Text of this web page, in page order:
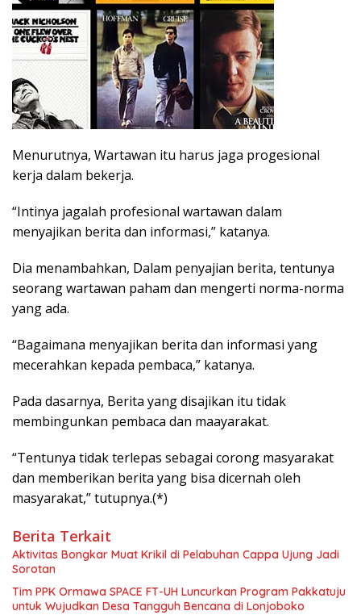
Menurutnya, Wartawan itu harus jaga progesional
kerja dalam bekerja.
“Intinya jagalah profesional wartawan dalam
menyajikan berita dan informasi,” katanya.
Dia menambahkan, Dalam penyajian berita, tentunya
seorang wartawan paham dan mengerti norma-norma
yang ada.
“Bagaimana menyajikan berita dan informasi yang
mecerahkan kepada pembaca,” katanya.
Pada dasarnya, Berita yang disajikan itu tidak
membingunkan pembaca dan maayarakat.
“Tentunya tidak terlepas sebagai corong masyarakat
dan memberikan berita yang bisa dicernah oleh
masyarakat,” tutupnya.(*)
Berita Terkait
Aktivitas Bongkar Muat Krikil di Pelabuhan Cappa Ujung Jadi
Sorotan
Tim PPK Ormawa SPACE FT-UH Luncurkan Program Pakkatuju
untuk Wujudkan Desa Tangguh Bencana di Lonjoboko